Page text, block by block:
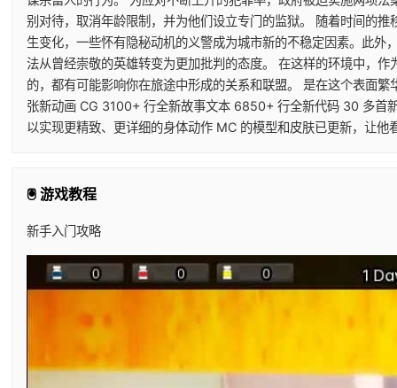
别对待，取消年龄限制，并为他们设立专门的监狱。 随着时间的
生变化，一些怀有隐秘动机的义警成为城市新的不稳定因素。此
法从曾经崇敬的英雄转变为更加批判的态度。 在这样的环境中，
的，都有可能影响你在旅途中形成的关系和联盟。 是在这个表面
张新动画 CG 3100+ 行全新故事文本 6850+ 行全新代码 30 多首
以实现更精致、更详细的身体动作 MC 的模型和皮肤已更新，让
🖲️ 游戏教程
新手入门攻略